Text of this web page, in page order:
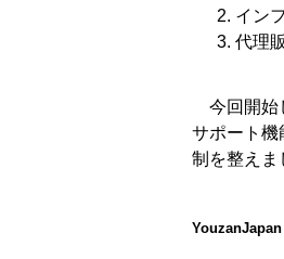
イン
代理
今回開始
サポート機
制を整えま